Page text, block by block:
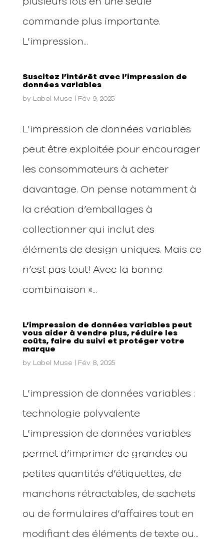
commande plus importante.
L’impression...
Suscitez l’intérêt avec l’impression de
données variables
by Label Muse Fév 9, 2025
L’impression de données variables
peut être exploitée pour encourager
les consommateurs à acheter
davantage. On pense notamment à
la création d’emballages à
collectionner qui inclut des
éléments de design uniques. Mais ce
n’est pas tout! Avec la bonne
combinaison «...
L’impression de données variables peut
vous aider à vendre plus, réduire les
coûts, faire du suivi et protéger votre
marque
by Label Muse Fév 8, 2025
L’impression de données variables :
technologie polyvalente
L’impression de données variables
permet d’imprimer de grandes ou
petites quantités d’étiquettes, de
manchons rétractables, de sachets
ou de formulaires d’affaires tout en
modifiant des éléments de texte ou...